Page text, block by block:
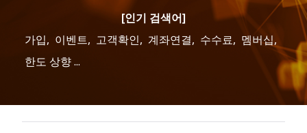
[인기 검색어]
가입, 이벤트, 고객확인, 계좌연결, 수수료, 멤버십,
한도 상향 ...